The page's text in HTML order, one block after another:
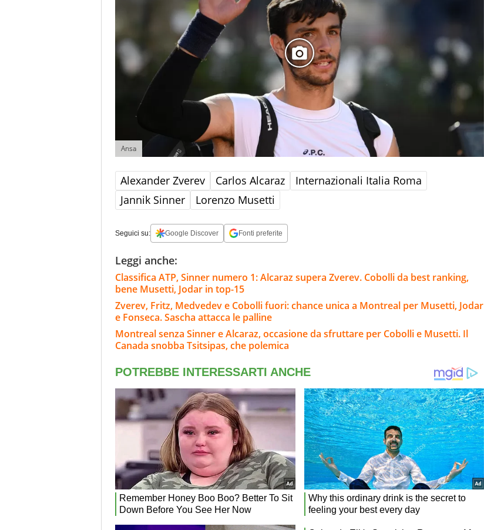
Ansa
Alexander Zverev Carlos Alcaraz
Internazionali Italia Roma
Jannik Sinner
Lorenzo Musetti
Seguici su: Google Discover Fonti preferite
Leggi anche:
Classifica ATP, Sinner numero 1: Alcaraz supera Zverev. Cobolli da best ranking,
bene Musetti, Jodar in top-15
Zverev, Fritz, Medvedev e Cobolli fuori: chance unica a Montreal per Musetti, Jodar
e Fonseca. Sascha attacca le palline
Montreal senza Sinner e Alcaraz, occasione da sfruttare per Cobolli e Musetti. Il
Canada snobba Tsitsipas, che polemica